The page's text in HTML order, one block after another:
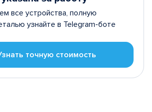
все устройства, полную
узнайте в Telegram-боте
точную стоимость